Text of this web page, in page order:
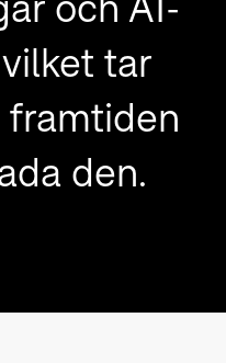
tar
framtiden
den.